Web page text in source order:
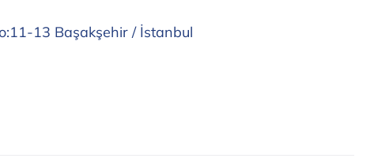
13 Başakşehir / İstanbul